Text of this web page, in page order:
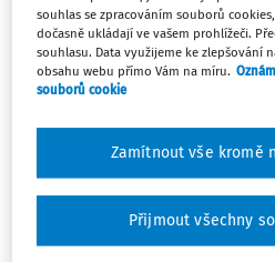
činností, tedy i ze skončeného
osob samostatně výdělečně
Nároky na dávky z
Z ochranné lhůty se neposkytují
nemocenského pojištění, lze
nemocenské a peněžitou
lhůty se neposkytuje ošetřovné,
ošetřování nebo péče,
souhlas se zpracováním souborů
dočasně ukládají ve vašem prohlížeči.
souhlasu. Data využijeme ke zlepšování
obsahu webu přímo Vám na míru.
souborů cookie
Zamítnout vše kromě
Přijmout všechny